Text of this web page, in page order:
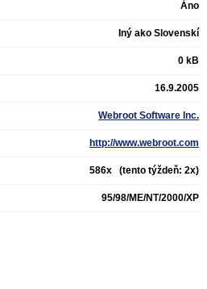
Áno
Iný ako Slovenskí
0 kB
16.9.2005
Webroot Software Inc.
http://www.webroot.com
586x (tento týždeň: 2x)
95/98/ME/NT/2000/XP